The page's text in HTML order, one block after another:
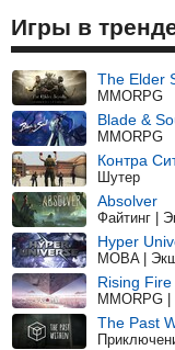
Игры в
The Elder
MMORPG
Blade &
MMORPG
Контра
Шутер
Absolver
Файтинг |
Hyper
MOBA |
Rising Fire
MMORPG
The Past